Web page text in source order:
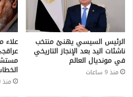
الرئيس السيسي يهنئ منتخب
ناشئات اليد بعد الإنجاز التاريخي
في مونديال العالم
منذ 9 ساعات
علاء
منذ 10 ساعات